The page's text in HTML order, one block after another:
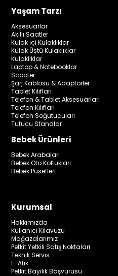
Yaşam Tarzı
Aksesuarlar
Akıllı Saatler
Kulak İçi Kulaklıklar
Kulak Üstü Kulaklıklar
Kulaklıklar
Laptop & Notebooklar
Scooter
Şarj Kablosu & Adaptörler
Tablet Kılıfları
Telefon & Tablet Aksesuarları
Telefon Kılıfları
Telefon Soğutucuları
Tutucu Standlar
Bebek Ürünleri
Bebek Arabaları
Bebek Oto Koltukları
Bebek Pusetleri
Kurumsal
Hakkımızda
Kullanıcı Kılavuzu
Mağazalarımız
Petkit Yetkili Satış Noktaları
Teknik Servis
E-Atık
Petkit Bayilik Başvurusu